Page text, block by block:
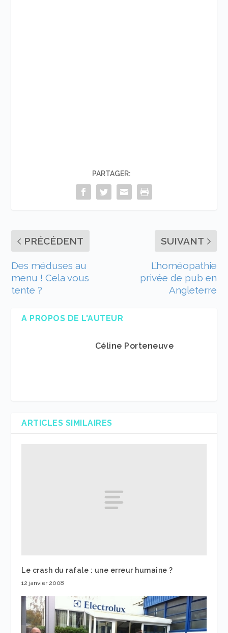
PARTAGER:
PRÉCÉDENT
Des méduses au
menu ! Cela vous
tente ?
SUIVANT
L’homéopathie
privée de pub en
Angleterre
A PROPOS DE L'AUTEUR
Céline Porteneuve
ARTICLES SIMILAIRES
Le crash du rafale : une erreur humaine ?
12 janvier 2008